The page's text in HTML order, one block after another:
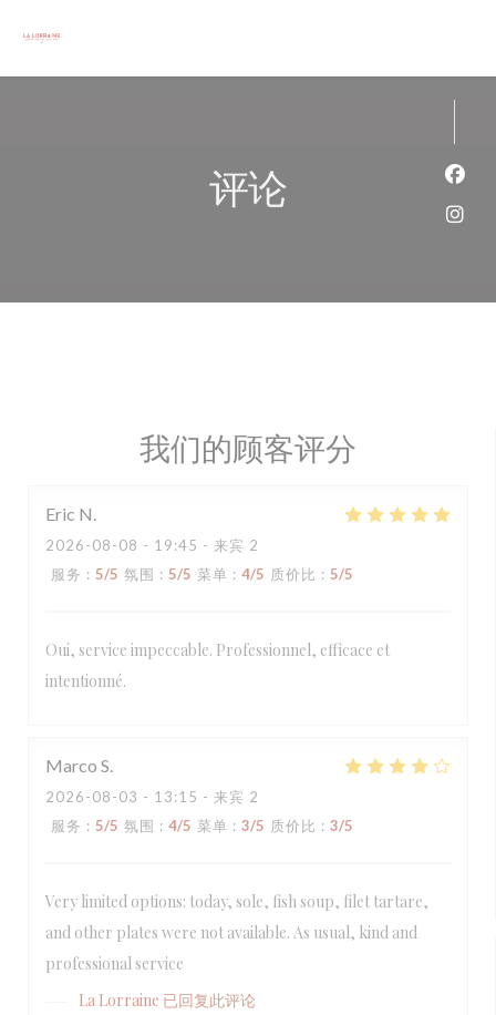
评论
我们的顾客评分
Eric N
2026-08-08 - 19:45 - 来宾 2
服务 : 5/5 氛围 : 5/5 菜单 : 4/5 质价比 : 5/5
Oui, service impeccable. Professionnel, efficace et
intentionné.
Marco S
2026-08-03 - 13:15 - 来宾 2
服务 : 5/5 氛围 : 4/5 菜单 : 3/5 质价比 : 3/5
Very limited options: today, sole, fish soup, filet tartare,
and other plates were not available. As usual, kind and
professional service
La Lorraine 已回复此评论